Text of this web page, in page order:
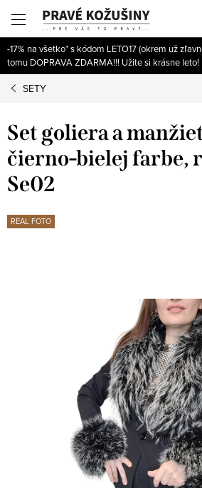
obsah
-17% na všetko* s kódom LETO17 (okrem už
tomu DOPRAVA ZDARMA!!! Užite si krásne leto!
SETY
Set goliera a
čierno-bielej farbe,
Se02
REAL FOTO